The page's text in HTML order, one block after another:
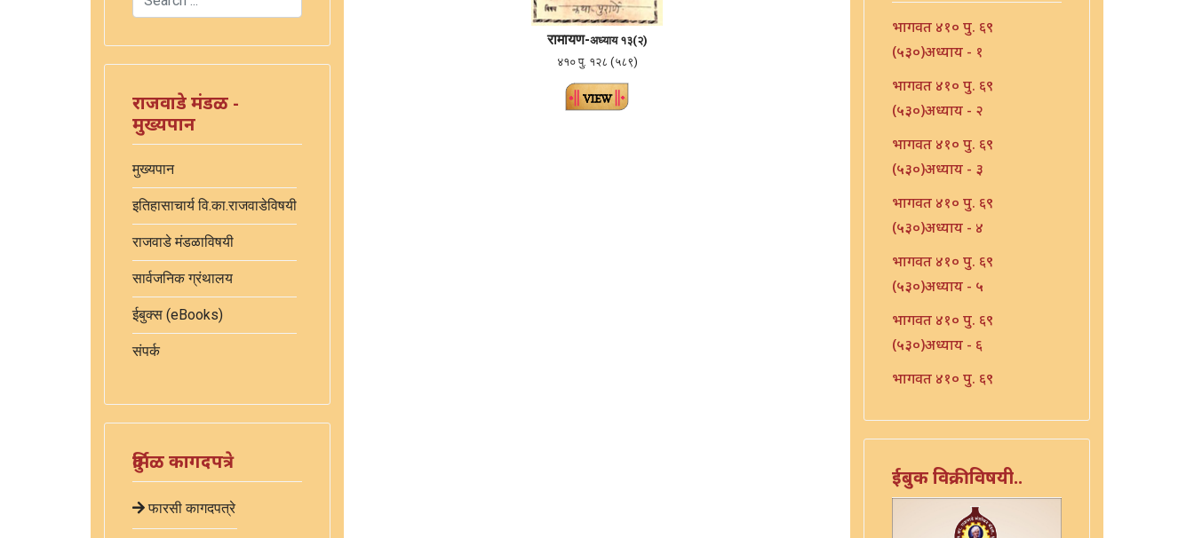
राजवाडे मंडळ -
मुख्यपान
मुख्यपान
इतिहासाचार्य वि.का.राजवाडेविषयी
राजवाडे मंडळाविषयी
सार्वजनिक ग्रंथालय
ईबुक्स (eBooks)
संपर्क
दुर्मिळ कागदपत्रे
फारसी कागदपत्रे
रामायण-अध्याय १३(२)
४१० पु. १२८ (५८९)
भागवत ४१० पु. ६९
(५३०)अध्याय - १
भागवत ४१० पु. ६९
(५३०)अध्याय - २
भागवत ४१० पु. ६९
(५३०)अध्याय - ३
भागवत ४१० पु. ६९
(५३०)अध्याय - ४
भागवत ४१० पु. ६९
(५३०)अध्याय - ५
भागवत ४१० पु. ६९
(५३०)अध्याय - ६
भागवत ४१० पु. ६९
भारत - ४१० पु १०६ (५६७)
भारत - ४१० पु १०८(५६९)
भारत ४१० पु. ९०(५५१)
ईबुक विक्रीविषयी..